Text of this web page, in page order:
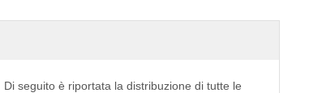
Di seguito è riportata la distribuzione di tutte le